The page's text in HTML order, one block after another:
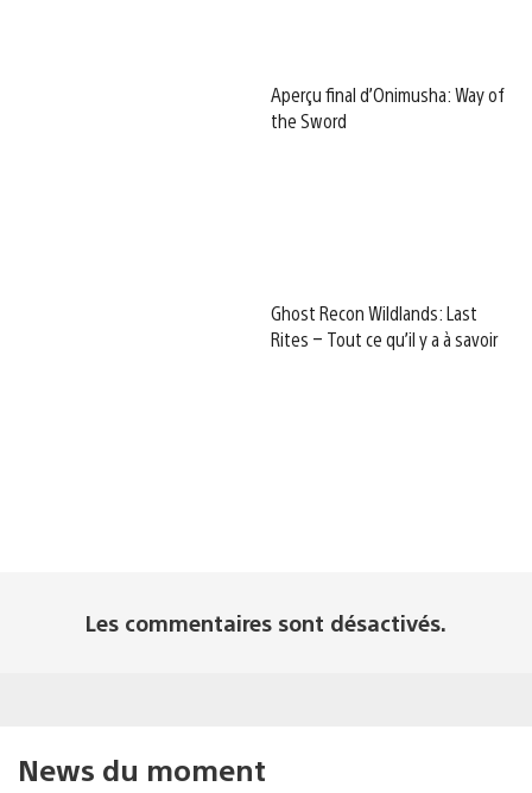
Aperçu final d’Onimusha: Way of
the Sword
Ghost Recon Wildlands: Last
Rites – Tout ce qu’il y a à savoir
Les commentaires sont désactivés.
News du moment